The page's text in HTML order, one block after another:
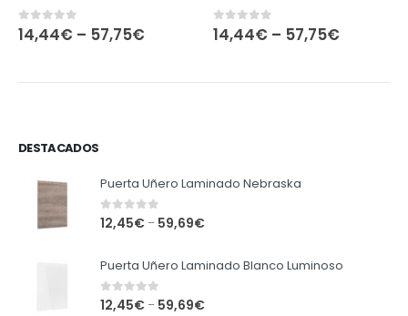
0 out of 5
14,44€ – 57,75€ 0 out of 5
14,44€ – 57,75€
DESTACADOS
Puerta Uñero Laminado Nebraska
0out of 5
12,45€ – 59,69€
Puerta Uñero Laminado Blanco Luminoso
0out of 5
12,45€ – 59,69€